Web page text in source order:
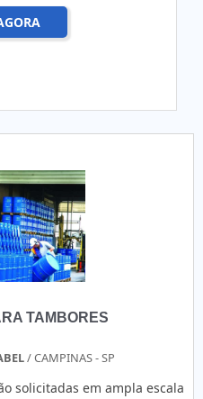
TAMBORES
/ CAMPINAS - SP
solicitadas em ampla escala